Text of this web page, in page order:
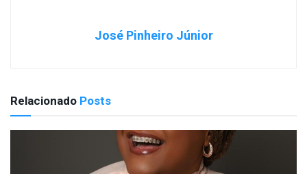
José Pinheiro Júnior
Relacionado Posts